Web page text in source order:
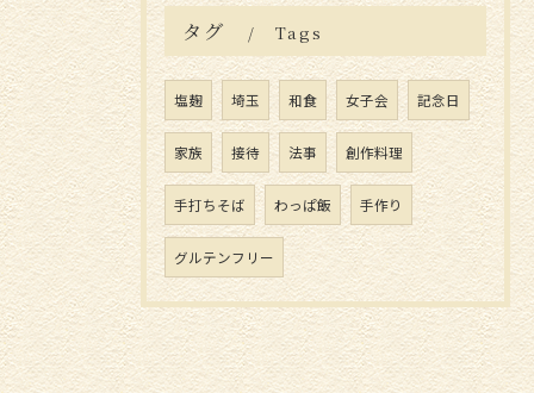
タグ Tags
塩麹 埼玉 和食 女子会 記念日
家族 接待 法事 創作料理
手打ちそば わっぱ飯 手作り
グルテンフリー